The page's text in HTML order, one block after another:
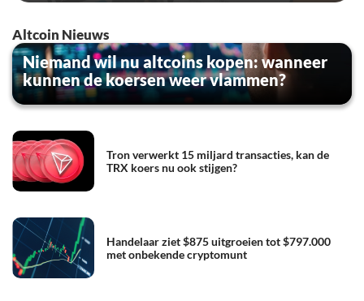
Altcoin Nieuws
Niemand wil nu altcoins kopen: wanneer
kunnen de koersen weer vlammen?
Tron verwerkt 15 miljard transacties, kan de
TRX koers nu ook stijgen?
Handelaar ziet $875 uitgroeien tot $797.000
met onbekende cryptomunt